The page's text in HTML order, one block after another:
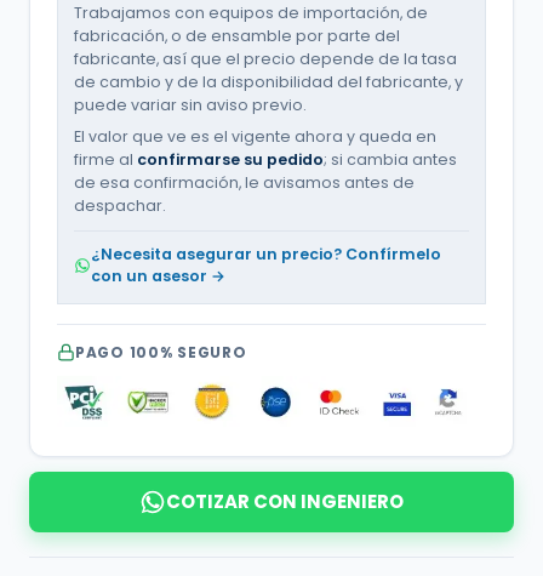
Trabajamos con equipos de importación, de
fabricación, o de ensamble por parte del
fabricante, así que el precio depende de la tasa
de cambio y de la disponibilidad del fabricante, y
puede variar sin aviso previo.
El valor que ve es el vigente ahora y queda en
firme al confirmarse su pedido; si cambia antes
de esa confirmación, le avisamos antes de
despachar.
¿Necesita asegurar un precio? Confírmelo
con un asesor →
PAGO 100% SEGURO
COTIZAR CON INGENIERO